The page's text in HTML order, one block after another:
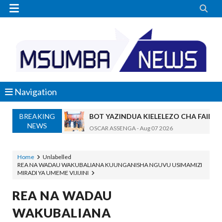
 
Navigation
BREAKING
NEWS
BOT YAZINDUA KIELELEZO CHA
OSCAR ASSENGA-Aug 07 2026
Alex Sonna
WAZIRI NANAUKA AIPONGEZA
WACHIMBAJI WADOGO NAMUNGO
OSCAR ASSENGA
EWURA KANDA YA KATI YATOA WITO
Home
Unlabelled
REA NA WADAU WAKUBALIANA KUUNGANISHA NGUVU USIMAMIZI
MIRADI YA UMEME VIJIJINI
REA NA WADAU
WAKUBALIANA